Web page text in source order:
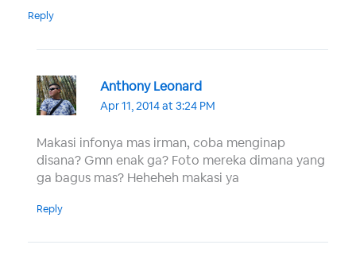
Reply
Anthony Leonard
Apr 11, 2014 at 3:24 PM
Makasi infonya mas irman, coba menginap
disana? Gmn enak ga? Foto mereka dimana yang
ga bagus mas? Heheheh makasi ya
Reply